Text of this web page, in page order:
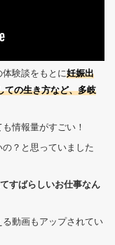
験談をもとに妊娠出
ての生き方など、多岐
情報量がすごい！
？と思っていました
すばらしいお仕事なん
動画もアップされてい